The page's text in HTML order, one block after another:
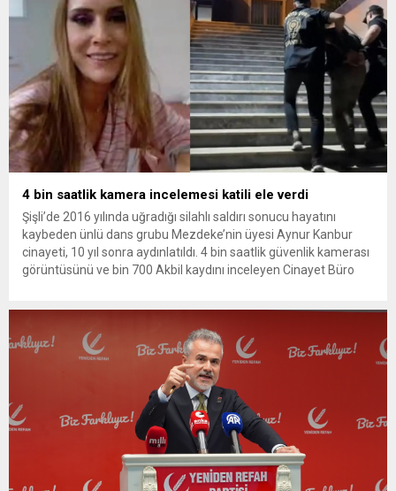
4 bin saatlik kamera incelemesi katili ele verdi
Şişli’de 2016 yılında uğradığı silahlı saldırı sonucu hayatını
kaybeden ünlü dans grubu Mezdeke’nin üyesi Aynur Kanbur
cinayeti, 10 yıl sonra aydınlatıldı. 4 bin saatlik güvenlik kamerası
görüntüsünü ve bin 700 Akbil kaydını inceleyen Cinayet Büro